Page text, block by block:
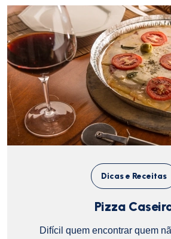
Dicas e Receitas
Pizza
Difícil quem encontrar quem